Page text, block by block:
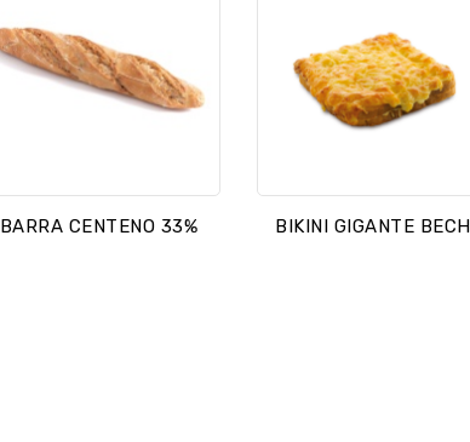
BARRA CENTENO 33%